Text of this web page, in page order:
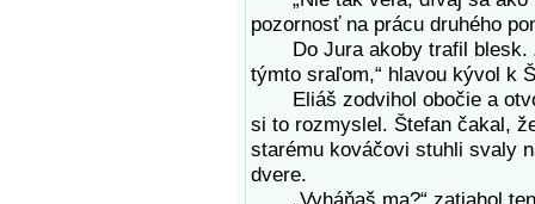
pozornosť na prácu druhého
Do Jura akoby trafil blesk.
týmto sraľom,“ hlavou kývol k
Eliáš zodvihol obočie a
si to rozmyslel. Štefan čakal,
starému kováčovi stuhli svaly
dvere.
„Vyháňaš ma?“ zatiahol ten